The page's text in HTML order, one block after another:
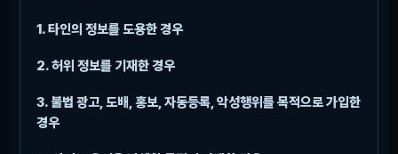
1. 타인의 정보를 도용한 경우
2. 허위 정보를 기재한 경우
3. 불법 광고, 도배, 홍보, 자동등록, 악성행위를 목적으로 가입한
경우